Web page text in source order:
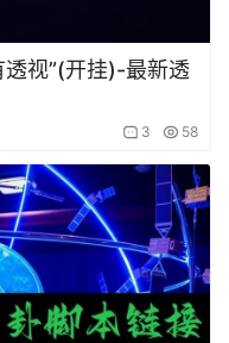
视”(开挂)-最新透
3 58